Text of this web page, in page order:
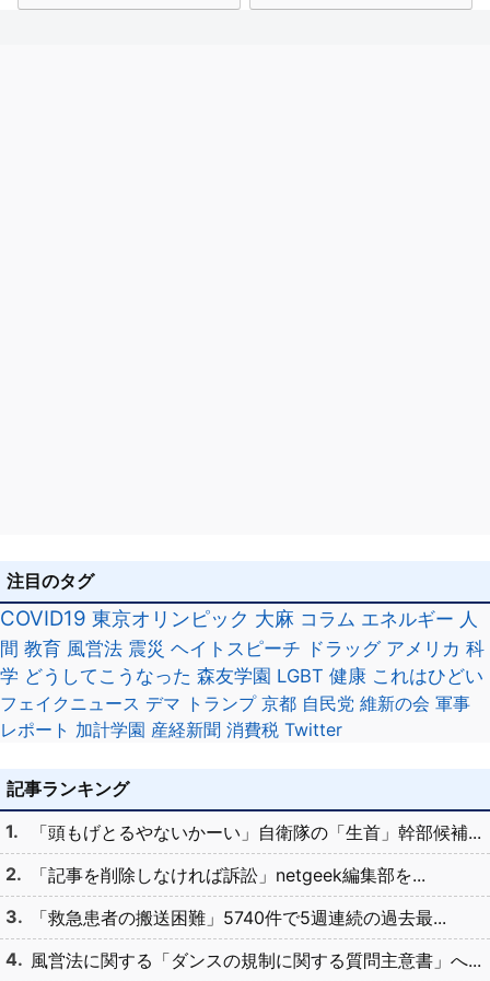
注目のタグ
COVID19 東京オリンピック 大麻 コラム エネルギー 人
間 教育 風営法 震災 ヘイトスピーチ ドラッグ アメリカ 科
学 どうしてこうなった 森友学園 LGBT 健康 これはひどい
フェイクニュース デマ トランプ 京都 自民党 維新の会 軍事
レポート 加計学園 産経新聞 消費税 Twitter
記事ランキング
「頭もげとるやないかーい」自衛隊の「生首」幹部候補...
「記事を削除しなければ訴訟」netgeek編集部を...
「救急患者の搬送困難」5740件で5週連続の過去最...
風営法に関する「ダンスの規制に関する質問主意書」へ...